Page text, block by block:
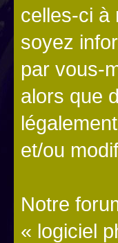
celles-ci à
soyez
par vous-
alors que
et/ou
Notre
« logiciel